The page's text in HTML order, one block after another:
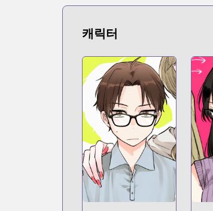
https://
Book☆Walker
캐릭터